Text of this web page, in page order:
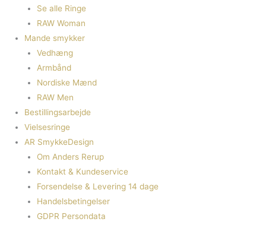
Se alle Ringe
RAW Woman
Mande smykker
Vedhæng
Armbånd
Nordiske Mænd
RAW Men
Bestillingsarbejde
Vielsesringe
AR SmykkeDesign
Om Anders Rerup
Kontakt & Kundeservice
Forsendelse & Levering 14 dage
Handelsbetingelser
GDPR Persondata